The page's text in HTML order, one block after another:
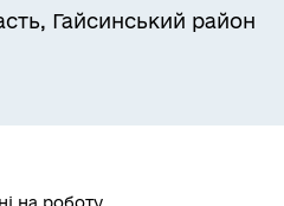
комунальних
Гайсинський район